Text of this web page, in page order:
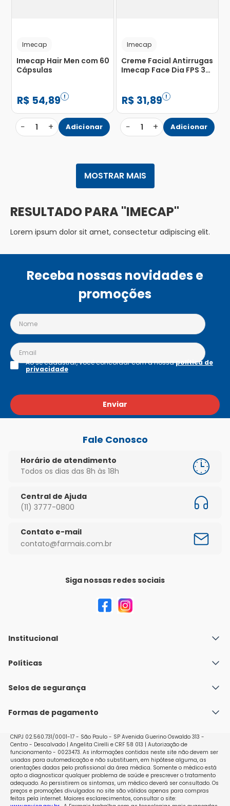
Imecap
Imecap Hair Men com 60
Cápsulas
R$ 54,89
− 1 + Adicionar
Imecap
Creme Facial Antirrugas
Imecap Face Dia FPS 30
R$ 31,89
− 1 + Adicionar
MOSTRAR MAIS
IMECAP
Lorem ipsum dolor sit amet, consectetur adipiscing elit.
Receba nossas novidades e
promoções
Enviar
Ao se cadastrar, você concordar com a nossapolítica de
privacidade
Fale Conosco
Horário de atendimento
Todos os dias das 8h às 18h
Central de Ajuda
(11) 3777-0800
Contato e-mail
contato@farmais.com.br
Siga nossas redes sociais
Institucional
Quem Somos
Nossas lojas
Políticas
Política de Envio
Políticas de Trocas e Devoluções
Selos de segurança
Formas de pagamento
CNPJ 02.560.731/0001-17 - São Paulo - SP Avenida Guerino Oswaldo 313 -
Centro - Descalvado | Angelita Cirelli e CRF 58 013 | Autorização de
funcionamento - 0023473. As informações contidas neste site não devem ser
usadas para automedicação e não substituem, em hipótese alguma, as
orientações dadas pelo profissional da área médica. Somente o médico está
apto a diagnosticar qualquer problema de saúde e prescrever o tratamento
adequado. Ao persistirem os sintomas, um médico deverá ser consultado. Os
preços e promoções divulgados no site são válidos apenas para compras
feitas pela internet. Maiores esclarecimentos, consultar o site: